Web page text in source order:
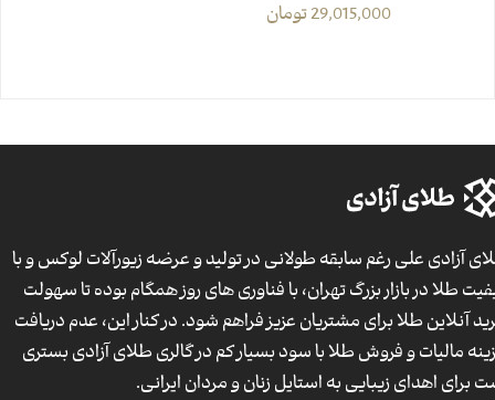
29,015,000تومان
آزادی علی رغم سابقه طولانی در تولید و عرضه زیورآلات لوکس و با
طلا در بازار بزرگ تهران، با فناوری های روز همگام بوده تا سهولت
آنلاین طلا برای مشتریان عزیز فراهم شود. در کنار این، عدم دریافت
مالیات و فروش طلا با سود بسیار کم در گالری طلای آزادی بستری
برای اهدای زیبایی به استایل زنان و مردان ایرانی.